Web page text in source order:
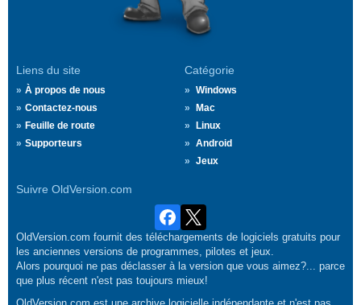
Liens du site
À propos de nous
Contactez-nous
Feuille de route
Supporteurs
Catégorie
Windows
Mac
Linux
Android
Jeux
Suivre OldVersion.com
OldVersion.com fournit des téléchargements de logiciels gratuits pour
les anciennes versions de programmes, pilotes et jeux.
Alors pourquoi ne pas déclasser à la version que vous aimez?... parce
que plus récent n'est pas toujours mieux!